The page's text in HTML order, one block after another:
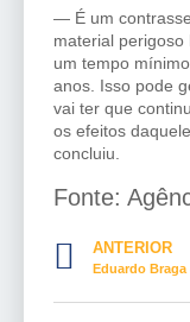
— É um
material
um tempo
anos. Isso pode
vai ter que
os efeitos
concluiu.
Fonte:
ANTERIOR